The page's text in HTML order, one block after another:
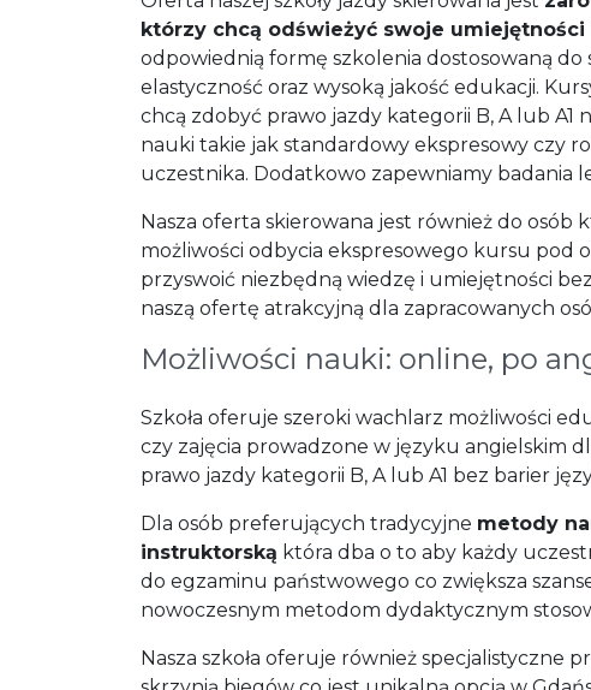
którzy chcą odświeżyć swoje umiejętności
odpowiednią formę szkolenia dostosowaną do
elastyczność oraz wysoką jakość edukacji.
chcą zdobyć prawo jazdy kategorii B, A lub
nauki takie jak standardowy ekspresowy czy
uczestnika. Dodatkowo zapewniamy badania
Nasza oferta skierowana jest również do
możliwości odbycia ekspresowego kursu pod
przyswoić niezbędną wiedzę i umiejętności
naszą ofertę atrakcyjną dla zapracowanych
Możliwości nauki: online, po
Szkoła oferuje szeroki wachlarz możliwości
czy zajęcia prowadzone w języku angielskim
prawo jazdy kategorii B, A lub A1 bez barier
Dla osób preferujących tradycyjne metody
instruktorską która dba o to aby każdy
do egzaminu państwowego co zwiększa
nowoczesnym metodom dydaktycznym
Nasza szkoła oferuje również specjalistyczne